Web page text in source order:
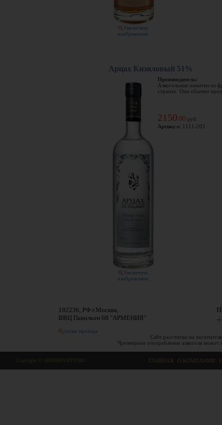
Увеличить
изображение
Арцах Кизиловый 51%
Увеличить
изображение
Производитель:
Алкогольные напитки из
странах. Они обычно
2150 00 руб.
Артикул: 1111-203
192236, РФ г.Москва,
ВВЦ Павильон 68 "АРМЕНИЯ"
схема проезда
Сайт рассчитан на
Чрезмерное употребление алкоголя
Copyright © ARMIMPORTTORG ГЛАВНАЯ О КОМПАНИИ